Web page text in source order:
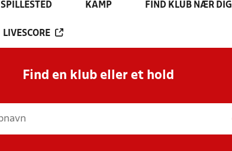
SPILLESTED KAMP FIND KLUB NÆR DIG
LIVESCORE
Find en klub eller et hold